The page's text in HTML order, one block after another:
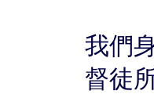
我們
督徒